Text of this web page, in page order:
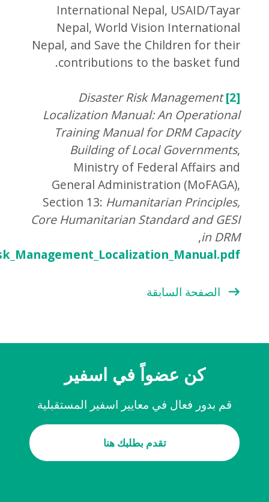
International Nepal, USAID/Tayar
Nepal, World Vision International
Nepal, and Save the Children for their
contributions to the basket fund.
[2]
Disaster Risk Management
Localization Manual: An Operational
Training Manual for DRM Capacity
Building of Local Governments,
Ministry of Federal Affairs and
General Administration (MoFAGA),
Section 13: Humanitarian Principles,
Core Humanitarian Standard and GESI
in DRM
,
الصفحة السابقة
كن عضواً في اسفير
قم بدور فعال في معايير اسفير المستقبلية
تقدم بطلبك هنا